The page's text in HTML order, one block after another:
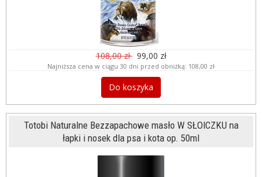
108,00 zł 99,00 zł
Najniższa cena w ciągu 30 dni przed obniżką: 108,00 zł
Do koszyka
Totobi Naturalne Bezzapachowe masło W SŁOICZKU na
łapki i nosek dla psa i kota op. 50ml